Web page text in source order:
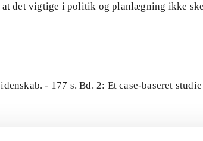
at det vigtige i politik og planlægning ikke
- 177 s. Bd. 2: Et case-baseret